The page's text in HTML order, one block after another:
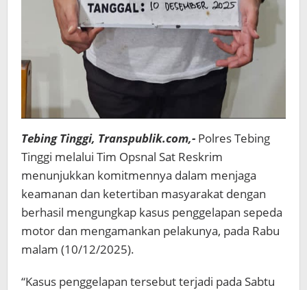
Tebing Tinggi, Transpublik.com,- Polres Tebing
Tinggi melalui Tim Opsnal Sat Reskrim
menunjukkan komitmennya dalam menjaga
keamanan dan ketertiban masyarakat dengan
berhasil mengungkap kasus penggelapan sepeda
motor dan mengamankan pelakunya, pada Rabu
malam (10/12/2025).
“Kasus penggelapan tersebut terjadi pada Sabtu